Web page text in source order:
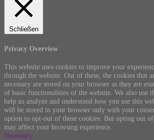
Schließen
Privacy Overview
This website uses cookies to improve your
through the website. Out of these, the cookies that
necessary are stored on your browser as they are
of basic functionalities of the website. We also use
help us analyze and understand how you use this
will be stored in your browser only with your
option to opt-out of these cookies. But opting out of
may affect your browsing experience.
Necessary